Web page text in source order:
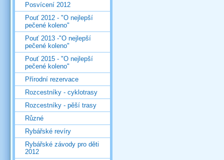
Posvícení 2012
Pouť 2012 - "O nejlepší
pečené koleno"
Pouť 2013 -"O nejlepší
pečené koleno"
Pouť 2015 - "O nejlepší
pečené koleno"
Přírodní rezervace
Rozcestníky - cyklotrasy
Rozcestníky - pěší trasy
Různé
Rybářské revíry
Rybářské závody pro děti
2012